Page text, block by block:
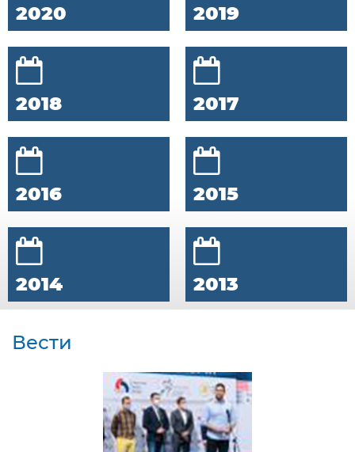
2020 2019
2018 2017
2016 2015
2014 2013
Вести